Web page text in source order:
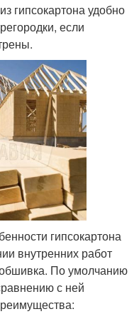
гипсокартона удобно
если
гипсокартона
внутренних работ
По умолчанию
с ней